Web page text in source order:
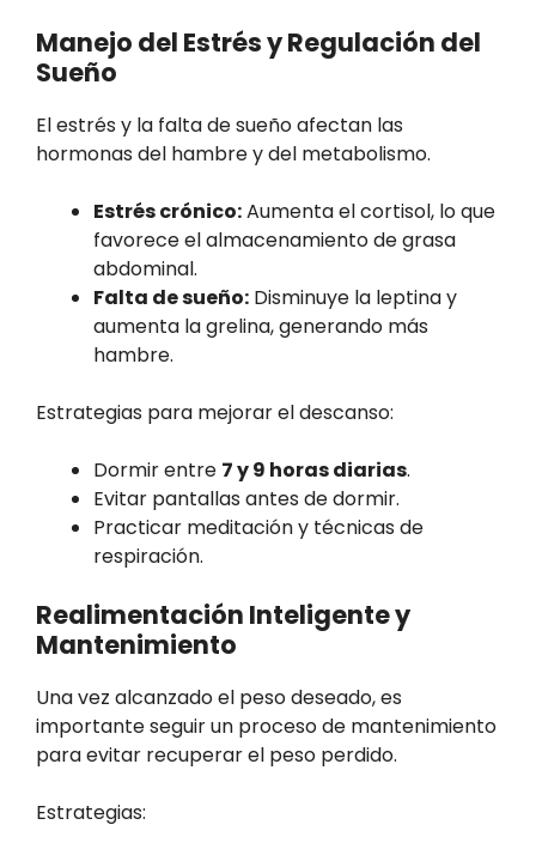
Manejo del Estrés y Regulación del
Sueño
El estrés y la falta de sueño afectan las
hormonas del hambre y del metabolismo.
Estrés crónico:Aumenta el cortisol, lo que
favorece el almacenamiento de grasa
abdominal.
Falta de sueño: Disminuye la leptina y
aumenta la grelina, generando más
hambre.
Estrategias para mejorar el descanso:
Dormir entre 7 y 9 horas diarias.
Evitar pantallas antes de dormir.
Practicar meditación y técnicas de
respiración.
Realimentación Inteligente y
Mantenimiento
Una vez alcanzado el peso deseado, es
importante seguir un proceso de mantenimiento
para evitar recuperar el peso perdido.
Estrategias: